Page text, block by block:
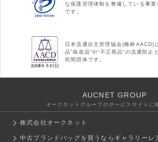
な保護管理体制を整備している事業
です。
日本流通自主管理協会(略称AACD)
品“偽造品”や“不正商品”の流通防止
民間団体です。
AUCNET GROUP
オークネットグループのサービスサイトに
株式会社オークネット
中古ブランドバッグを買うならギャラリーレ